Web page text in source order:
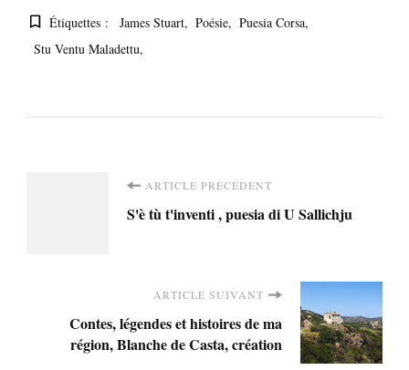
Étiquettes : James Stuart Poésie
Puesia Corsa
Stu Ventu Maladettu
NavigationARTICLE PRÉCÉDENT
S'è tù t'inventi , puesia di U Sallichju
ARTICLE SUIVANT
Contes, légendes et histoires de ma
région, Blanche de Casta, création